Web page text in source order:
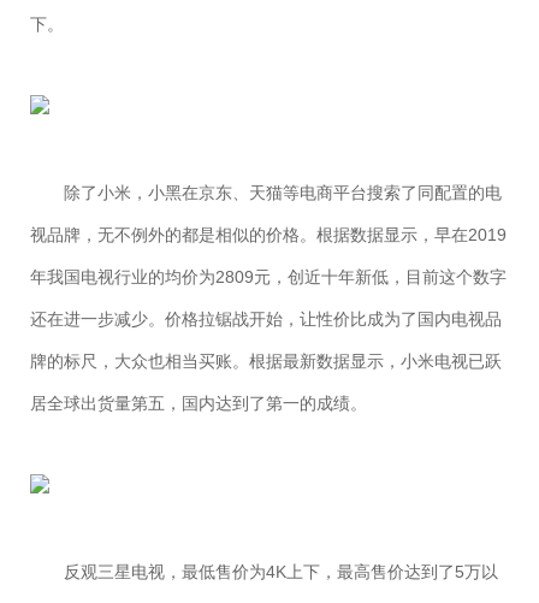
下。
除了小米，小黑在京东、天猫等电商平台搜索了同配置的电
视品牌，无不例外的都是相似的价格。根据数据显示，早在2019
年我国电视行业的均价为2809元，创近十年新低，目前这个数字
还在进一步减少。价格拉锯战开始，让性价比成为了国内电视品
牌的标尺，大众也相当买账。根据最新数据显示，小米电视已跃
居全球出货量第五，国内达到了第一的成绩。
反观三星电视，最低售价为4K上下，最高售价达到了5万以